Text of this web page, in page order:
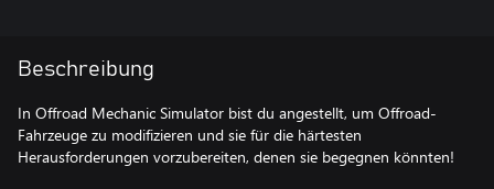
Beschreibung
In Offroad Mechanic Simulator bist du angestellt, um Offroad-
Fahrzeuge zu modifizieren und sie für die härtesten
Herausforderungen vorzubereiten, denen sie begegnen könnten!